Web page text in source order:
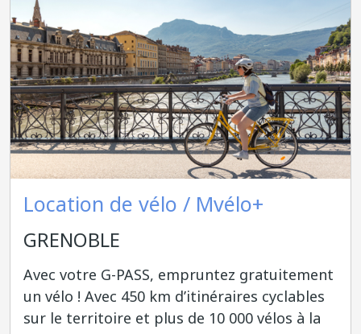
Location de vélo / Mvélo+
GRENOBLE
Avec votre G-PASS, empruntez gratuitement
un vélo ! Avec 450 km d’itinéraires cyclables
sur le territoire et plus de 10 000 vélos à la